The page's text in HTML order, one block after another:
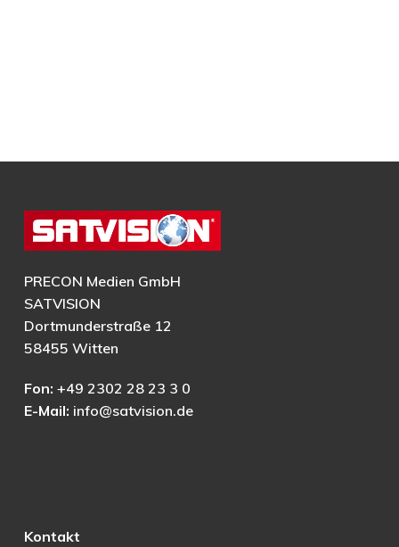
PRECON Medien GmbH
SATVISION
Dortmunderstraße 12
58455 Witten
Fon: +49 2302 28 23 3 0
E-Mail: info@satvision.de
Kontakt